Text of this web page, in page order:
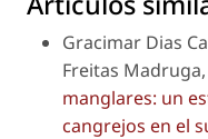
Gracimar Dias
Freitas Madruga,
manglares: un
cangrejos en el